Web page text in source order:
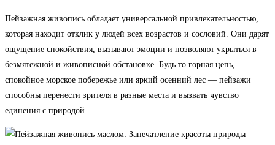
Пейзажная живопись обладает универсальной привлекательностью,
которая находит отклик у людей всех возрастов и сословий. Они дарят
ощущение спокойствия, вызывают эмоции и позволяют укрыться в
безмятежной и живописной обстановке. Будь то горная цепь,
спокойное морское побережье или яркий осенний лес — пейзажи
способны перенести зрителя в разные места и вызвать чувство
единения с природой.